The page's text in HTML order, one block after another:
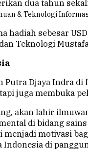
dua tahun
& Teknologi
hadiah sebesar
Teknologi
Putra Djaya Indra
juga membuka
akan lahir
di bidang
motivasi
di